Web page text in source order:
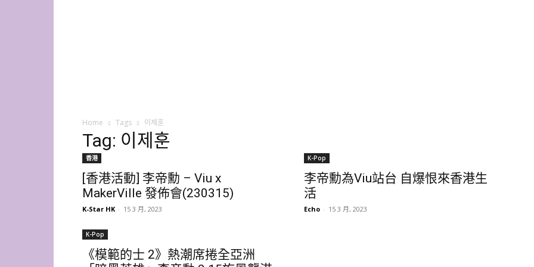
Home Tags 이제훈
Tag: 이제훈
香港
[香港活動] 李帝勳 – Viu x
MakerVille 發佈會(230315)
K-Star HK - 15 3 月, 2023
K-Pop
李帝勳為Viu站台 自爆恨來香港生
活
Echo - 15 3 月, 2023
K-Pop
《模範的士 2》熱潮席捲全亞洲